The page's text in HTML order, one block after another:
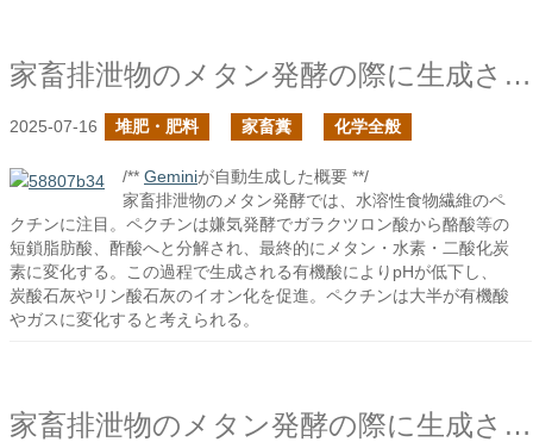
家畜排泄物のメタン発酵の際に生成される消化液に土壌改良の効果はあるか？の続き
2025-07-16 堆肥・肥料 家畜糞 化学全般
/** Geminiが自動生成した概要 **/
家畜排泄物のメタン発酵では、水溶性食物繊維のペ
クチンに注目。ペクチンは嫌気発酵でガラクツロン酸から酪酸等の
短鎖脂肪酸、酢酸へと分解され、最終的にメタン・水素・二酸化炭
素に変化する。この過程で生成される有機酸によりpHが低下し、
炭酸石灰やリン酸石灰のイオン化を促進。ペクチンは大半が有機酸
やガスに変化すると考えられる。
家畜排泄物のメタン発酵の際に生成される消化液に土壌改良の効果はあるか？